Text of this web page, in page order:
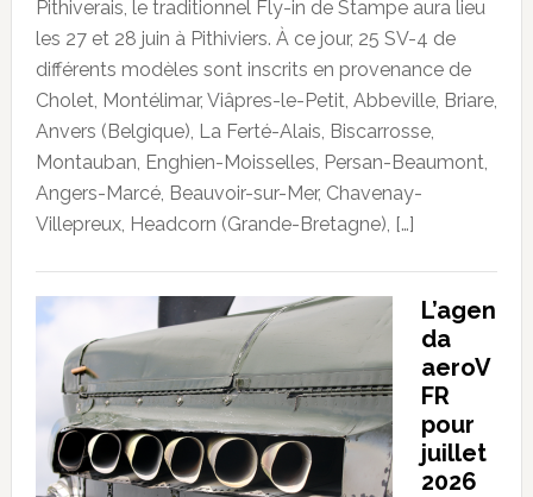
Pithiverais, le traditionnel Fly-in de Stampe aura lieu
les 27 et 28 juin à Pithiviers. À ce jour, 25 SV-4 de
différents modèles sont inscrits en provenance de
Cholet, Montélimar, Viâpres-le-Petit, Abbeville, Briare,
Anvers (Belgique), La Ferté-Alais, Biscarrosse,
Montauban, Enghien-Moisselles, Persan-Beaumont,
Angers-Marcé, Beauvoir-sur-Mer, Chavenay-
Villepreux, Headcorn (Grande-Bretagne), […]
L’agen
da
aeroV
FR
pour
juillet
2026